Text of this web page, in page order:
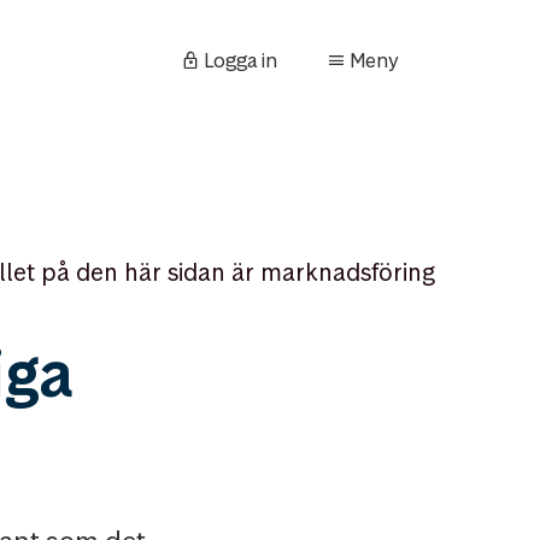
Logga in Meny
på den här sidan är marknadsföring